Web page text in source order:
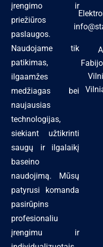
įrengimo ir
priežiūros
paslaugos.
Naudojame tik
patikimas,
ilgaamžes
medžiagas bei
naujausias
technologijas,
siekiant užtikrinti
saugų ir ilgalaikį
baseino
naudojimą. Mūsų
patyrusi komanda
pasirūpins
profesionaliu
įrengimu ir